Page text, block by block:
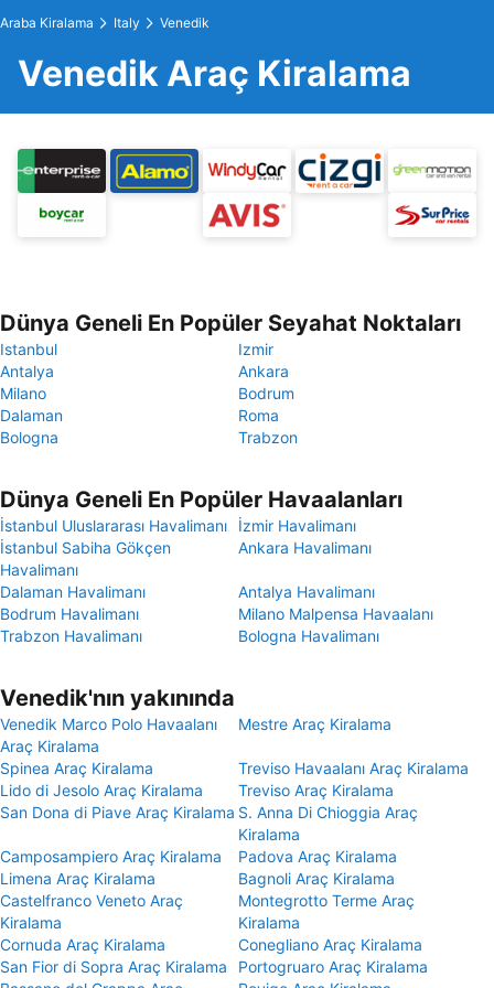
Araba Kiralama Italy Venedik
Venedik Araç Kiralama
Dünya Geneli En Popüler Seyahat Noktaları
Istanbul
Izmir
Antalya
Ankara
Milano
Bodrum
Dalaman
Roma
Bologna
Trabzon
Dünya Geneli En Popüler Havaalanları
İstanbul Uluslararası Havalimanı
İzmir Havalimanı
İstanbul Sabiha Gökçen
Havalimanı
Ankara Havalimanı
Dalaman Havalimanı
Antalya Havalimanı
Bodrum Havalimanı
Milano Malpensa Havaalanı
Trabzon Havalimanı
Bologna Havalimanı
Venedik'nın yakınında
Venedik Marco Polo Havaalanı
Araç Kiralama
Mestre Araç Kiralama
Spinea Araç Kiralama
Treviso Havaalanı Araç Kiralama
Lido di Jesolo Araç Kiralama
Treviso Araç Kiralama
San Dona di Piave Araç Kiralama S. Anna Di Chioggia Araç
Kiralama
Camposampiero Araç Kiralama
Padova Araç Kiralama
Limena Araç Kiralama
Bagnoli Araç Kiralama
Castelfranco Veneto Araç
Kiralama
Montegrotto Terme Araç
Kiralama
Cornuda Araç Kiralama
Conegliano Araç Kiralama
San Fior di Sopra Araç Kiralama
Portogruaro Araç Kiralama